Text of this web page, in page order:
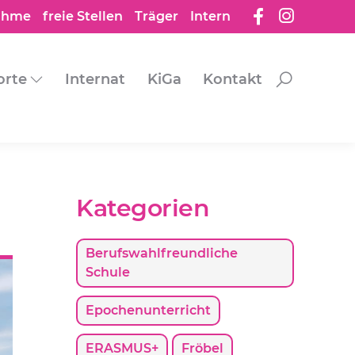
freie Stellen Träger Intern
Internat KiGa Kontakt
Kategorien
Berufswahlfreundliche
Schule
Epochenunterricht
ERASMUS+ Fröbel